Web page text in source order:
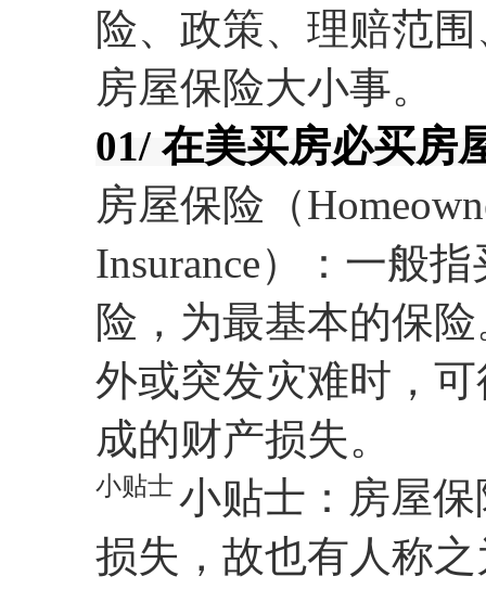
险、政策、理赔范
房屋保险大小事。
01/ 在美买房必买房
房屋保险（
Insurance）：一般
险，为最基本的保
外或突发灾难时，
成的财产损失。
小贴士 小贴士：房屋
损失，故也有人称之